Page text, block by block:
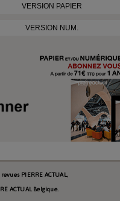
VERSION PAPIER
VERSION NUM.
PIERRE ACTUAL,
ACTUAL Belgique.